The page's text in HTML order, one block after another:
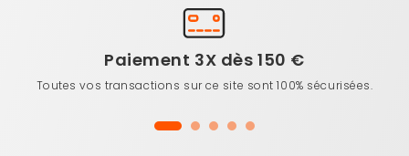
Paiement 3X dès 150 €
Toutes vos transactions sur ce site sont 100% sécurisées.